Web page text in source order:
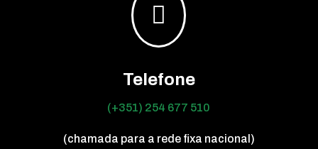

Telefone
(+351) 254 677 510
(chamada para a rede fixa nacional)